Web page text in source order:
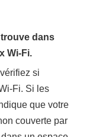
dans
Wi-Fi.
si
Fi. Si les
que votre
couverte par